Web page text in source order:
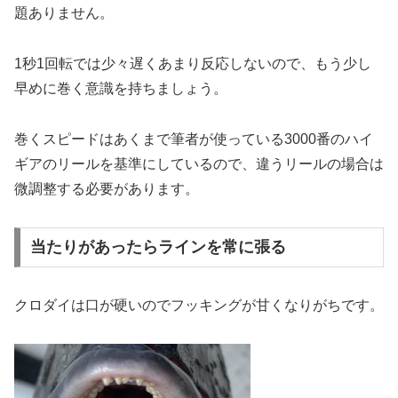
題ありません。
1秒1回転では少々遅くあまり反応しないので、もう少し
早めに巻く意識を持ちましょう。
巻くスピードはあくまで筆者が使っている3000番のハイ
ギアのリールを基準にしているので、違うリールの場合は
微調整する必要があります。
当たりがあったらラインを常に張る
クロダイは口が硬いのでフッキングが甘くなりがちです。